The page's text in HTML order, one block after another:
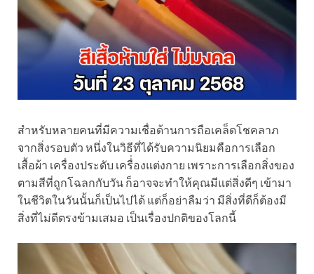
สำหรับหลายคนที่มีความเชื่อด้านการถือเคล็ดโชคลาภ
จากสิ่งรอบตัว หนึ่งในวิธีที่ได้รับความนิยมคือการเลือก
เสื้อผ้า เครื่องประดับ เครื่่องแต่งกาย เพราะการเลือกสิ่งของ
ตามสีที่ถูกโฉลกกับวัน ก็อาจจะทำให้คุณมีแต่สิ่งดีๆ เข้ามา
ในชีวิตในวันนั้นก็เป็นไปได้ แต่ก็อย่าลืมว่า มีสิ่งที่ดีก็ต้องมี
สิ่งที่ไม่ดีตรงข้ามเสมอ เป็นเรื่องปกติของโลกนี้